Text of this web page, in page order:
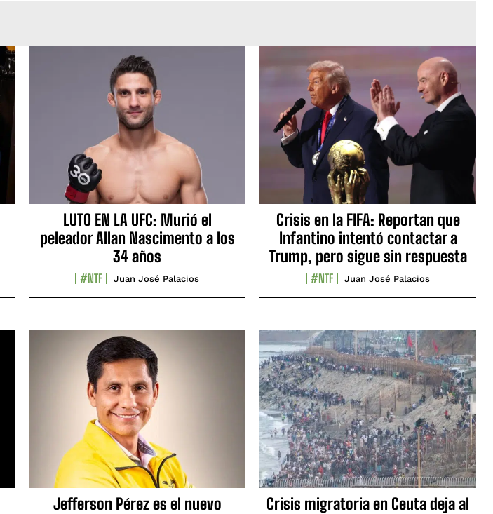
LUTO EN LA UFC: Murió el
peleador Allan Nascimento a los
34 años
#NTF Juan José Palacios
Crisis en la FIFA: Reportan que
Infantino intentó contactar a
Trump, pero sigue sin respuesta
#NTF Juan José Palacios
Jefferson Pérez es el nuevo
Crisis migratoria en Ceuta deja al